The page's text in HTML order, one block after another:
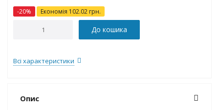
-20% Економія 102.02 грн.
До кошика
Всі характеристики
Опис